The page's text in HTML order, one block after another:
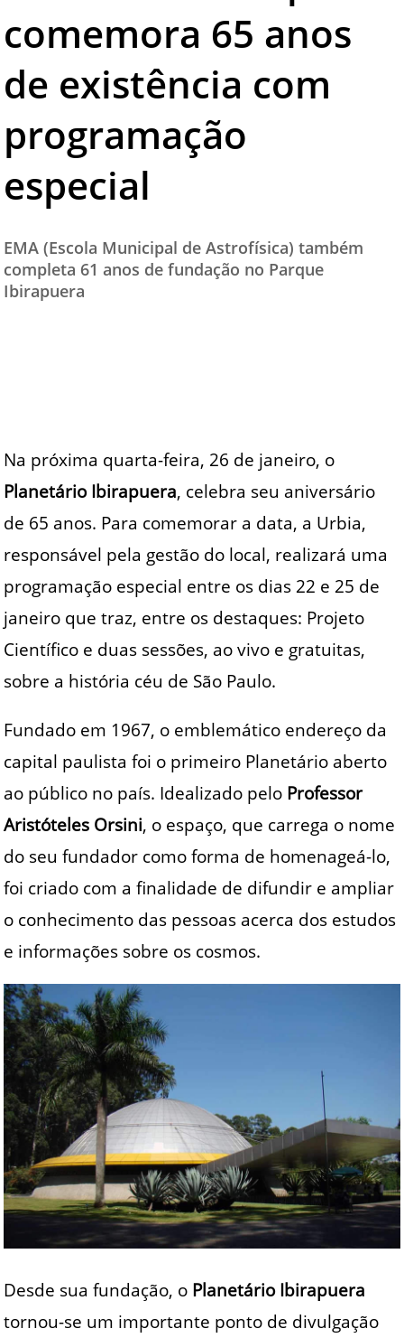
TESTADO E APROVADO
PARCEIROS
QUEM SOMOS - EQUIPE
CONTATO
comemora 65 anos
de existência com
programação
especial
EMA (Escola Municipal de Astrofísica) também
completa 61 anos de fundação no Parque
Ibirapuera
Na próxima quarta-feira, 26 de janeiro, o
Planetário Ibirapuera, celebra seu aniversário
de 65 anos. Para comemorar a data, a Urbia,
responsável pela gestão do local, realizará uma
programação especial entre os dias 22 e 25 de
janeiro que traz, entre os destaques: Projeto
Científico e duas sessões, ao vivo e gratuitas,
sobre a história céu de São Paulo.
Fundado em 1967, o emblemático endereço da
capital paulista foi o primeiro Planetário aberto
ao público no país. Idealizado pelo Professor
Aristóteles Orsini, o espaço, que carrega o nome
do seu fundador como forma de homenageá-lo,
foi criado com a finalidade de difundir e ampliar
o conhecimento das pessoas acerca dos estudos
e informações sobre os cosmos.
Desde sua fundação, o Planetário Ibirapuera
tornou-se um importante ponto de divulgação